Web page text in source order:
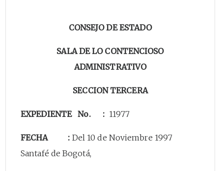
CONSEJO DE ESTADO
SALA DE LO CONTENCIOSO
ADMINISTRATIVO
SECCION TERCERA
EXPEDIENTE No. : 11977
FECHA : Del 10 de Noviembre 1997
Santafé de Bogotá,